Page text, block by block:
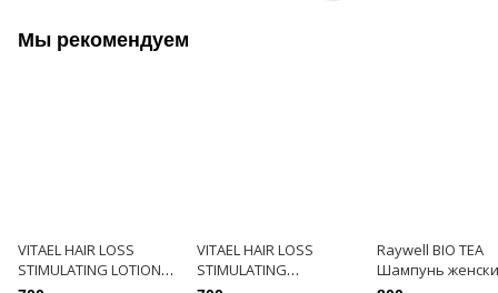
Мы рекомендуем
VITAEL HAIR LOSS
STIMULATING LOTION
VITAEL HAIR LOSS
STIMULATING
Raywell BIO TEA
Шампунь